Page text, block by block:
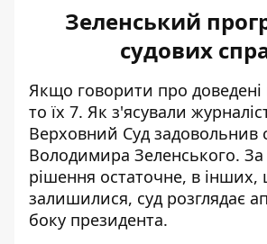
Зеленський
судових
Якщо говорити про
то їх 7. Як з'ясували
Верховний Суд задовольнив
Володимира Зеленського.
рішення остаточне, в інших,
залишилися, суд розглядає
боку президента.